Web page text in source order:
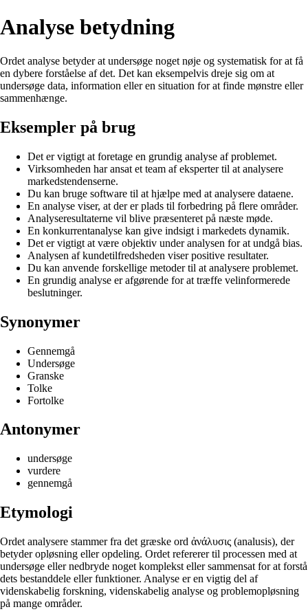
Analyse betydning
Ordet analyse betyder at undersøge noget nøje og systematisk for at få
en dybere forståelse af det. Det kan eksempelvis dreje sig om at
undersøge data, information eller en situation for at finde mønstre eller
sammenhænge.
Eksempler på brug
Det er vigtigt at foretage en grundig analyse af problemet.
Virksomheden har ansat et team af eksperter til at analysere
markedstendenserne.
Du kan bruge software til at hjælpe med at analysere dataene.
En analyse viser, at der er plads til forbedring på flere områder.
Analyseresultaterne vil blive præsenteret på næste møde.
En konkurrentanalyse kan give indsigt i markedets dynamik.
Det er vigtigt at være objektiv under analysen for at undgå bias.
Analysen af kundetilfredsheden viser positive resultater.
Du kan anvende forskellige metoder til at analysere problemet.
En grundig analyse er afgørende for at træffe velinformerede
beslutninger.
Synonymer
Gennemgå
Undersøge
Granske
Tolke
Fortolke
Antonymer
undersøge
vurdere
gennemgå
Etymologi
Ordet analysere stammer fra det græske ord ἀνάλυσις (analusis), der
betyder opløsning eller opdeling. Ordet refererer til processen med at
undersøge eller nedbryde noget komplekst eller sammensat for at forstå
dets bestanddele eller funktioner. Analyse er en vigtig del af
videnskabelig forskning, videnskabelig analyse og problemopløsning
på mange områder.